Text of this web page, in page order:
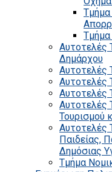
Τμήμα
Τμήμα
Αυτοτελές
Δημάρχου
Αυτοτελές
Αυτοτελές
Αυτοτελές
Αυτοτελές
Τουρισμού
Αυτοτελές
Παιδείας,
Δημόσιας
Τμήμα